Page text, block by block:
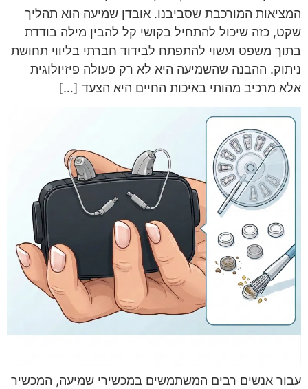
המציאות המורכבת שסביבנו. אובדן שמיעה הוא תהליך
שקט, כזה שיכול להתחיל בקושי קל להבין מילה בודדת
בתוך משפט ועשוי להתפתח לבידוד חברתי בליווי תחושת
ניתוק. ההבנה שהשמיעה היא לא רק פעולה פיזיולוגית
אלא מרכיב מהותי באיכות החיים היא הצעד […]
עבור אנשים רבים המשתמשים במכשירי שמיעה, המכשיר